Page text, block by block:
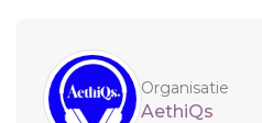
Organisatie
AethiQs